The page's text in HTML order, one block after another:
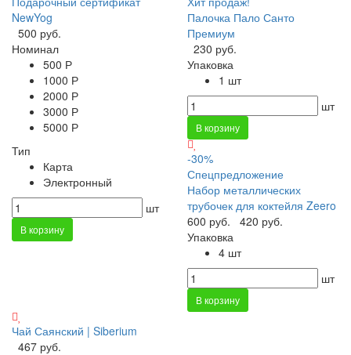
NewYog
500 руб.
Номинал
500 Р
1000 Р
2000 Р
3000 Р
5000 Р
Тип
Карта
Электронный
шт
В корзину
Палочка Пало Санто
Премиум
230 руб.
Упаковка
1 шт
шт
В корзину
-30%
Спецпредложение
Набор металлических
трубочек для коктейля Zeero
600 руб.
420 руб.
Упаковка
4 шт
шт
В корзину
Чай Саянский | Siberium
467 руб.